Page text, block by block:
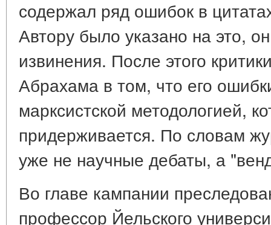
содержал ряд ошибок в
Автору было указано на это,
извинения. После этого
Абрахама в том, что его
марксистской методологией,
придерживается. По словам
уже не научные дебаты, а
Во главе кампании
профессор Йельского